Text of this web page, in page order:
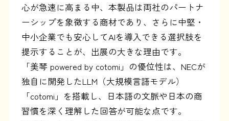
心が急速に高まる中、本製品は両社のパートナ
ーシップを象徴する商材であり、さらに中堅・
中小企業でも安心してAIを導入できる選択肢を
提示することが、出展の大きな理由です。
「美琴 powered by cotomi」の優位性は、NECが
独自に開発したLLM（大規模言語モデル）
「cotomi」を搭載し、日本語の文脈や日本の商
習慣を深く理解した回答が可能な点です。